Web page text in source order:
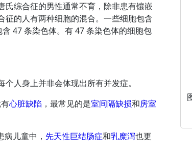
氏综合征的男性通常不育，除非患有镶嵌
征的人有两种细胞的混合。一些细胞包含
47 条染色体。有 47 条染色体的细胞包
人身上并非会体现出所有并发症。
心脏缺陷 ，最常见的是室间隔缺损和房室
儿童中， 先天性巨结肠症和乳糜泻也更